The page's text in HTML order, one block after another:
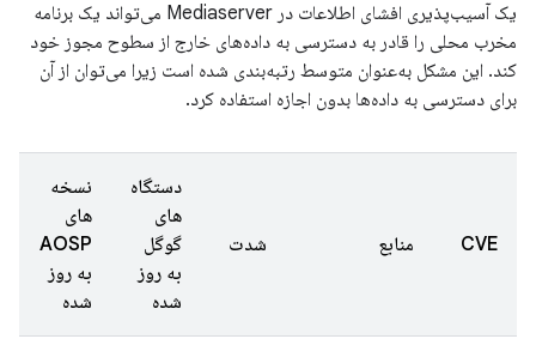
یک آسیب‌پذیری افشای اطلاعات در Mediaserver می‌تواند یک برنامه
مخرب محلی را قادر به دسترسی به داده‌های خارج از سطوح مجوز خود
کند. این مشکل به‌عنوان متوسط ​​رتبه‌بندی شده است زیرا می‌توان از آن
برای دسترسی به داده‌ها بدون اجازه استفاده کرد.
CVE منابع شدت
دستگاه
های
گوگل
به روز
شده
نسخه
های
AOSP
به روز
شده